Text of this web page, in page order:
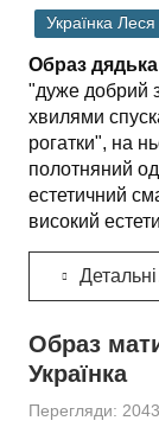
Українка Леся
Образ дядька
"дуже добрий
хвилями
рогатки", на
полотняний
естетичний
високий
Детальніше...
Образ
Українка
Перегляди: 2043